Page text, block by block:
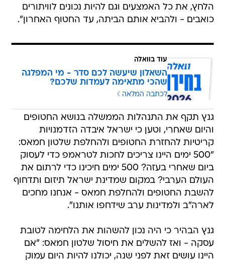
הלחץ, את כל האמצעים וגם להיות נכונים לוויתורים
כואבים - ולהביא אותם הביתה, עד החטוף האחרון".
עוד בוואלה
השאלון שיעשה לכם סדר - מי המפלגה
שהכי מתאימה לעמדות שלכם?
לכתבה המלאה
גנץ תקף את התנהלות הממשלה בנושא החטופים
והיום שאחרי, וטען כי ישראל איבדה הזדמנויות
קריטיות להחזרת החטופים ולהחלפת שלטון חמאס:
"500 ימים היינו צריכים לחכות לטראמפ כדי לעסוק
ביום שאחרי בעזה? 500 ימים חיכינו כדי לרתום את
העולם הערבי? במקום שמדינת ישראל תיזום ותדחוף
להשבת החטופים ולהחלפת חמאס - אנחנו מחכים
לארה"ב ולמדינות ערב שידחפו אותנו".
גנץ הבהיר כי היה נכון להשהות את הלחימה לטובת
עסקה - ואז להשלים את חיסול שלטון חמאס: "אם
היינו עושים זאת לפני שנה, יכולנו להיות היום עמוק